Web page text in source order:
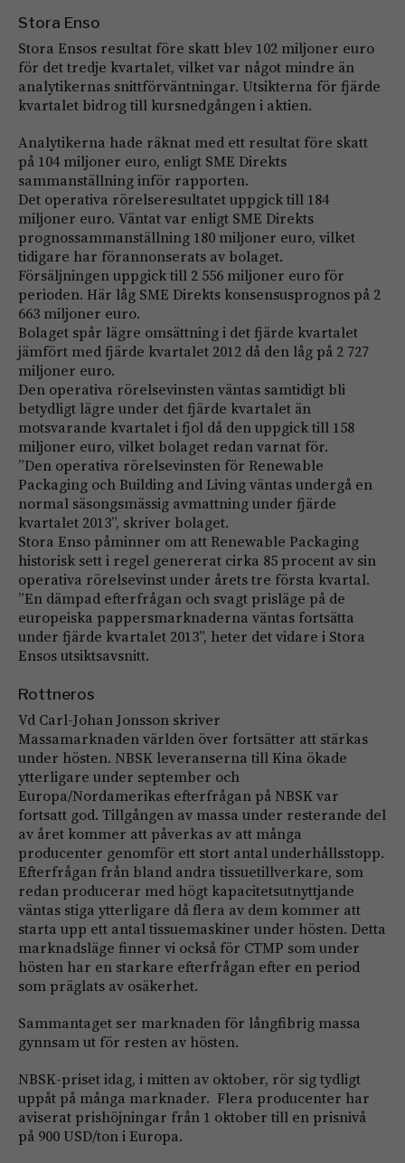
Stora Enso
Stora Ensos resultat före skatt blev 102 miljoner euro
för det tredje kvartalet, vilket var något mindre än
analytikernas snittförväntningar. Utsikterna för fjärde
kvartalet bidrog till kursnedgången i aktien.
Analytikerna hade räknat med ett resultat före skatt
på 104 miljoner euro, enligt SME Direkts
sammanställning inför rapporten.
Det operativa rörelseresultatet uppgick till 184
miljoner euro. Väntat var enligt SME Direkts
prognossammanställning 180 miljoner euro, vilket
tidigare har förannonserats av bolaget.
Försäljningen uppgick till 2 556 miljoner euro för
perioden. Här låg SME Direkts konsensusprognos på 2
663 miljoner euro.
Bolaget spår lägre omsättning i det fjärde kvartalet
jämfört med fjärde kvartalet 2012 då den låg på 2 727
miljoner euro.
Den operativa rörelsevinsten väntas samtidigt bli
betydligt lägre under det fjärde kvartalet än
motsvarande kvartalet i fjol då den uppgick till 158
miljoner euro, vilket bolaget redan varnat för.
”Den operativa rörelsevinsten för Renewable
Packaging och Building and Living väntas undergå en
normal säsongsmässig avmattning under fjärde
kvartalet 2013”, skriver bolaget.
Stora Enso påminner om att Renewable Packaging
historisk sett i regel genererat cirka 85 procent av sin
operativa rörelsevinst under årets tre första kvartal.
”En dämpad efterfrågan och svagt prisläge på de
europeiska pappersmarknaderna väntas fortsätta
under fjärde kvartalet 2013”, heter det vidare i Stora
Ensos utsiktsavsnitt.
Rottneros
Vd Carl-Johan Jonsson skriver
Massamarknaden världen över fortsätter att stärkas
under hösten. NBSK leveranserna till Kina ökade
ytterligare under september och
Europa/Nordamerikas efterfrågan på NBSK var
fortsatt god. Tillgången av massa under resterande del
av året kommer att påverkas av att många
producenter genomför ett stort antal underhållsstopp.
Efterfrågan från bland andra tissuetillverkare, som
redan producerar med högt kapacitetsutnyttjande
väntas stiga ytterligare då flera av dem kommer att
starta upp ett antal tissuemaskiner under hösten. Detta
marknadsläge finner vi också för CTMP som under
hösten har en starkare efterfrågan efter en period
som präglats av osäkerhet.
Sammantaget ser marknaden för långfibrig massa
gynnsam ut för resten av hösten.
NBSK-priset idag, i mitten av oktober, rör sig tydligt
uppåt på många marknader. Flera producenter har
aviserat prishöjningar från 1 oktober till en prisnivå
på 900 USD/ton i Europa.